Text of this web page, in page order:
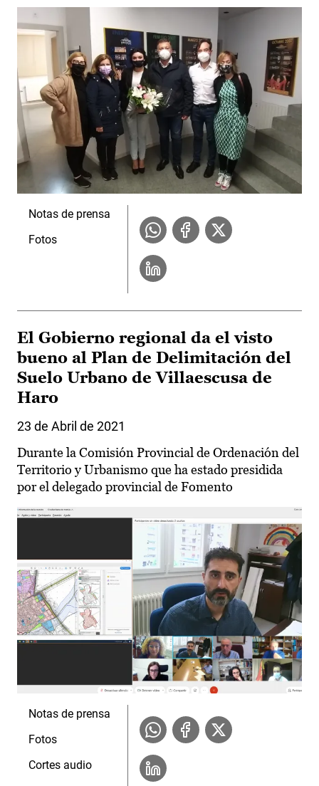
Notas de prensa
Fotos
El Gobierno regional da el visto
bueno al Plan de Delimitación del
Suelo Urbano de Villaescusa de
Haro
23 de Abril de 2021
Durante la Comisión Provincial de Ordenación del
Territorio y Urbanismo que ha estado presidida
por el delegado provincial de Fomento
Notas de prensa
Fotos
Cortes audio